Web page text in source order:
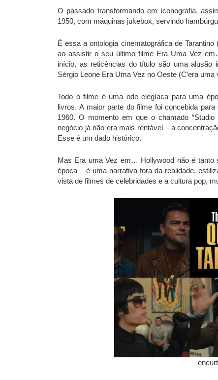
O passado transformando em iconografia,
1950, com máquinas jukebox, servindo
É essa a ontologia cinematográfica de
ao assistir o seu último filme Era Uma Vez
início, as reticências do título são uma alusão
Sérgio Leone Era Uma Vez no Oeste (C’era uma
Todo o filme é uma ode elegíaca para uma
livros.A maior parte do filme foi concebida
1960. O momento em que o chamado
negócio já não era mais rentável – a
Esse é um dado histórico.
Mas Era uma Vez em… Hollywood não é tanto
época – é uma narrativa fora da realidade,
vista de filmes de celebridades e a cultura pop,